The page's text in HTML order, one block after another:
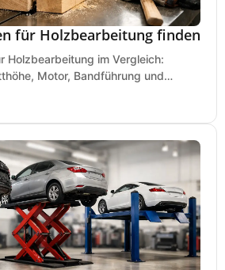
für Holzbearbeitung finden
Holzbearbeitung im Vergleich:
Motor, Bandführung und